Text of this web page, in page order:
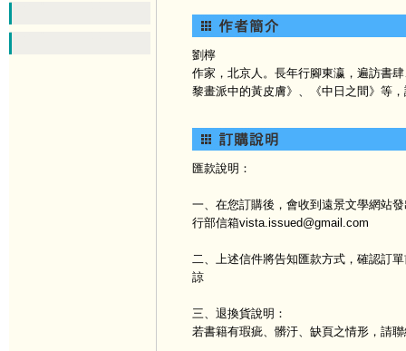
劉檸
作家，北京人。長年行腳東瀛，遍訪書
黎畫派中的黃皮膚》、《中日之間》等
匯款說明：
一、在您訂購後，會收到遠景文學網站
行部信箱vista.issued@gmail.com
二、上述信件將告知匯款方式，確認訂
諒
三、退換貨說明：
若書籍有瑕疵、髒汙、缺頁之情形，請